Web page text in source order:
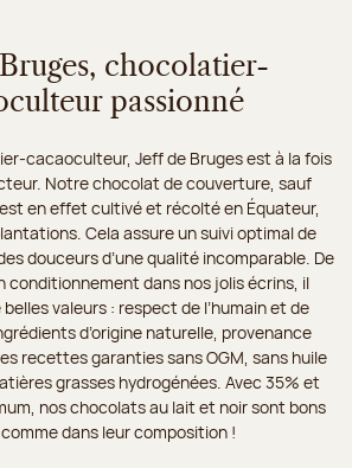
Bruges, chocolatier-
passionné
cacaoculteur, Jeff de Bruges est à la fois
Notre chocolat de couverture, sauf
en effet cultivé et récolté en Équateur,
Cela assure un suivi optimal de
douceurs d’une qualité incomparable. De
conditionnement dans nos jolis écrins, il
valeurs : respect de l’humain et de
d’origine naturelle, provenance
recettes garanties sans OGM, sans huile
grasses hydrogénées. Avec 35% et
nos chocolats au lait et noir sont bons
dans leur composition !